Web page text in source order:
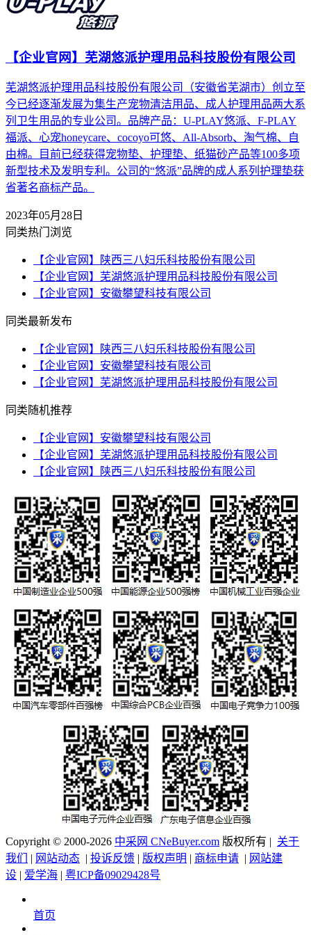
【企业官网】芜湖悠派护理用品科技股份有限公司
芜湖悠派护理用品科技股份有限公司（安徽省芜湖市）创立至
今已经逐渐发展为集生产宠物清洁用品、成人护理用品两大系
列卫生用品的专业公司。品牌产品：U-PLAY悠派、F-PLAY
福派、心宠honeycare、cocoyo可悠、All-Absorb、淘气棉、自
由棉。目前已经获得宠物垫、护理垫、纸猫砂产品等100多项
新型技术及发明专利。公司的“悠派”品牌的成人系列护理垫获
省著名商标产品。
2023年05月28日
同类热门浏览
【企业官网】陕西三八妇乐科技股份有限公司
【企业官网】芜湖悠派护理用品科技股份有限公司
【企业官网】安徽攀望科技有限公司
同类最新发布
【企业官网】陕西三八妇乐科技股份有限公司
【企业官网】安徽攀望科技有限公司
【企业官网】芜湖悠派护理用品科技股份有限公司
同类随机推荐
【企业官网】安徽攀望科技有限公司
【企业官网】芜湖悠派护理用品科技股份有限公司
【企业官网】陕西三八妇乐科技股份有限公司
Copyright © 2000-2026 中采网 CNeBuyer.com 版权所有 | 关于
我们
| 网站动态 | 投诉反馈 | 版权声明 | 商标申请 | 网站建
设 | 爱学海 | 粤ICP备09029428号
首页